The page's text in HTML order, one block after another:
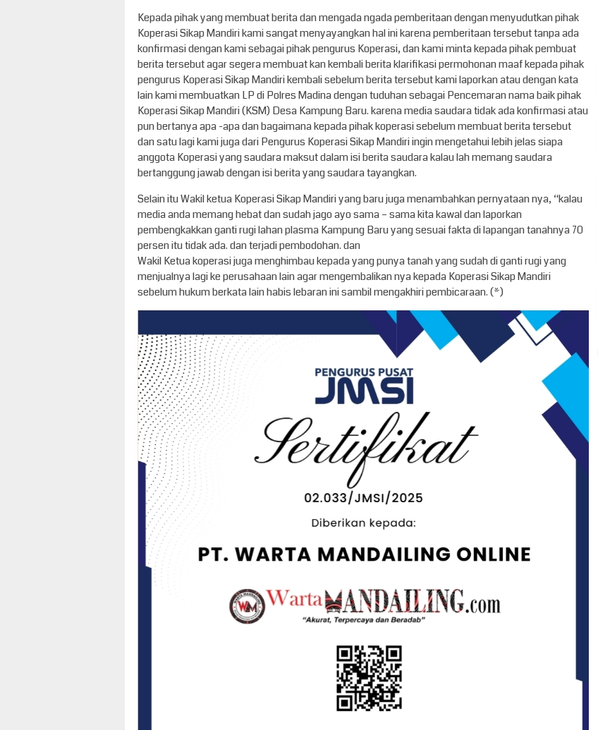
Kepada pihak yang membuat berita dan mengada ngada pemberitaan dengan menyudutkan pihak
Koperasi Sikap Mandiri kami sangat menyayangkan hal ini karena pemberitaan tersebut tanpa ada
konfirmasi dengan kami sebagai pihak pengurus Koperasi, dan kami minta kepada pihak pembuat
berita tersebut agar segera membuat kan kembali berita klarifikasi permohonan maaf kepada pihak
pengurus Koperasi Sikap Mandiri kembali sebelum berita tersebut kami laporkan atau dengan kata
lain kami membuatkan LP di Polres Madina dengan tuduhan sebagai Pencemaran nama baik pihak
Koperasi Sikap Mandiri (KSM) Desa Kampung Baru. karena media saudara tidak ada konfirmasi atau
pun bertanya apa -apa dan bagaimana kepada pihak koperasi sebelum membuat berita tersebut
dan satu lagi kami juga dari Pengurus Koperasi Sikap Mandiri ingin mengetahui lebih jelas siapa
anggota Koperasi yang saudara maksut dalam isi berita saudara kalau lah memang saudara
bertanggung jawab dengan isi berita yang saudara tayangkan.
Selain itu Wakil ketua Koperasi Sikap Mandiri yang baru juga menambahkan pernyataan nya, “kalau
media anda memang hebat dan sudah jago ayo sama – sama kita kawal dan laporkan
pembengkakkan ganti rugi lahan plasma Kampung Baru yang sesuai fakta di lapangan tanahnya 70
persen itu tidak ada. dan terjadi pembodohan. dan
Wakil Ketua koperasi juga menghimbau kepada yang punya tanah yang sudah di ganti rugi yang
menjualnya lagi ke perusahaan lain agar mengembalikan nya kepada Koperasi Sikap Mandiri
sebelum hukum berkata lain habis lebaran ini sambil mengakhiri pembicaraan. (*)